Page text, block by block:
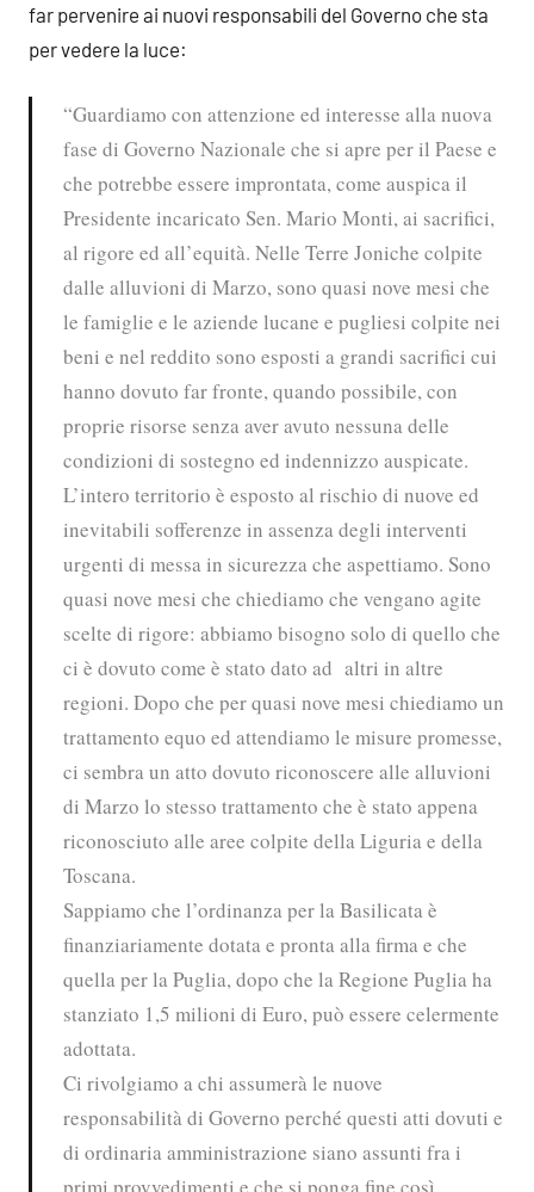
far pervenire ai nuovi responsabili del Governo che sta
per vedere la luce:
“Guardiamo con attenzione ed interesse alla nuova
fase di Governo Nazionale che si apre per il Paese e
che potrebbe essere improntata, come auspica il
Presidente incaricato Sen. Mario Monti, ai sacrifici,
al rigore ed all’equità. Nelle Terre Joniche colpite
dalle alluvioni di Marzo, sono quasi nove mesi che
le famiglie e le aziende lucane e pugliesi colpite nei
beni e nel reddito sono esposti a grandi sacrifici cui
hanno dovuto far fronte, quando possibile, con
proprie risorse senza aver avuto nessuna delle
condizioni di sostegno ed indennizzo auspicate.
L’intero territorio è esposto al rischio di nuove ed
inevitabili sofferenze in assenza degli interventi
urgenti di messa in sicurezza che aspettiamo. Sono
quasi nove mesi che chiediamo che vengano agite
scelte di rigore: abbiamo bisogno solo di quello che
ci è dovuto come è stato dato ad altri in altre
regioni. Dopo che per quasi nove mesi chiediamo un
trattamento equo ed attendiamo le misure promesse,
ci sembra un atto dovuto riconoscere alle alluvioni
di Marzo lo stesso trattamento che è stato appena
riconosciuto alle aree colpite della Liguria e della
Toscana.
Sappiamo che l’ordinanza per la Basilicata è
finanziariamente dotata e pronta alla firma e che
quella per la Puglia, dopo che la Regione Puglia ha
stanziato 1,5 milioni di Euro, può essere celermente
adottata.
Ci rivolgiamo a chi assumerà le nuove
responsabilità di Governo perché questi atti dovuti e
di ordinaria amministrazione siano assunti fra i